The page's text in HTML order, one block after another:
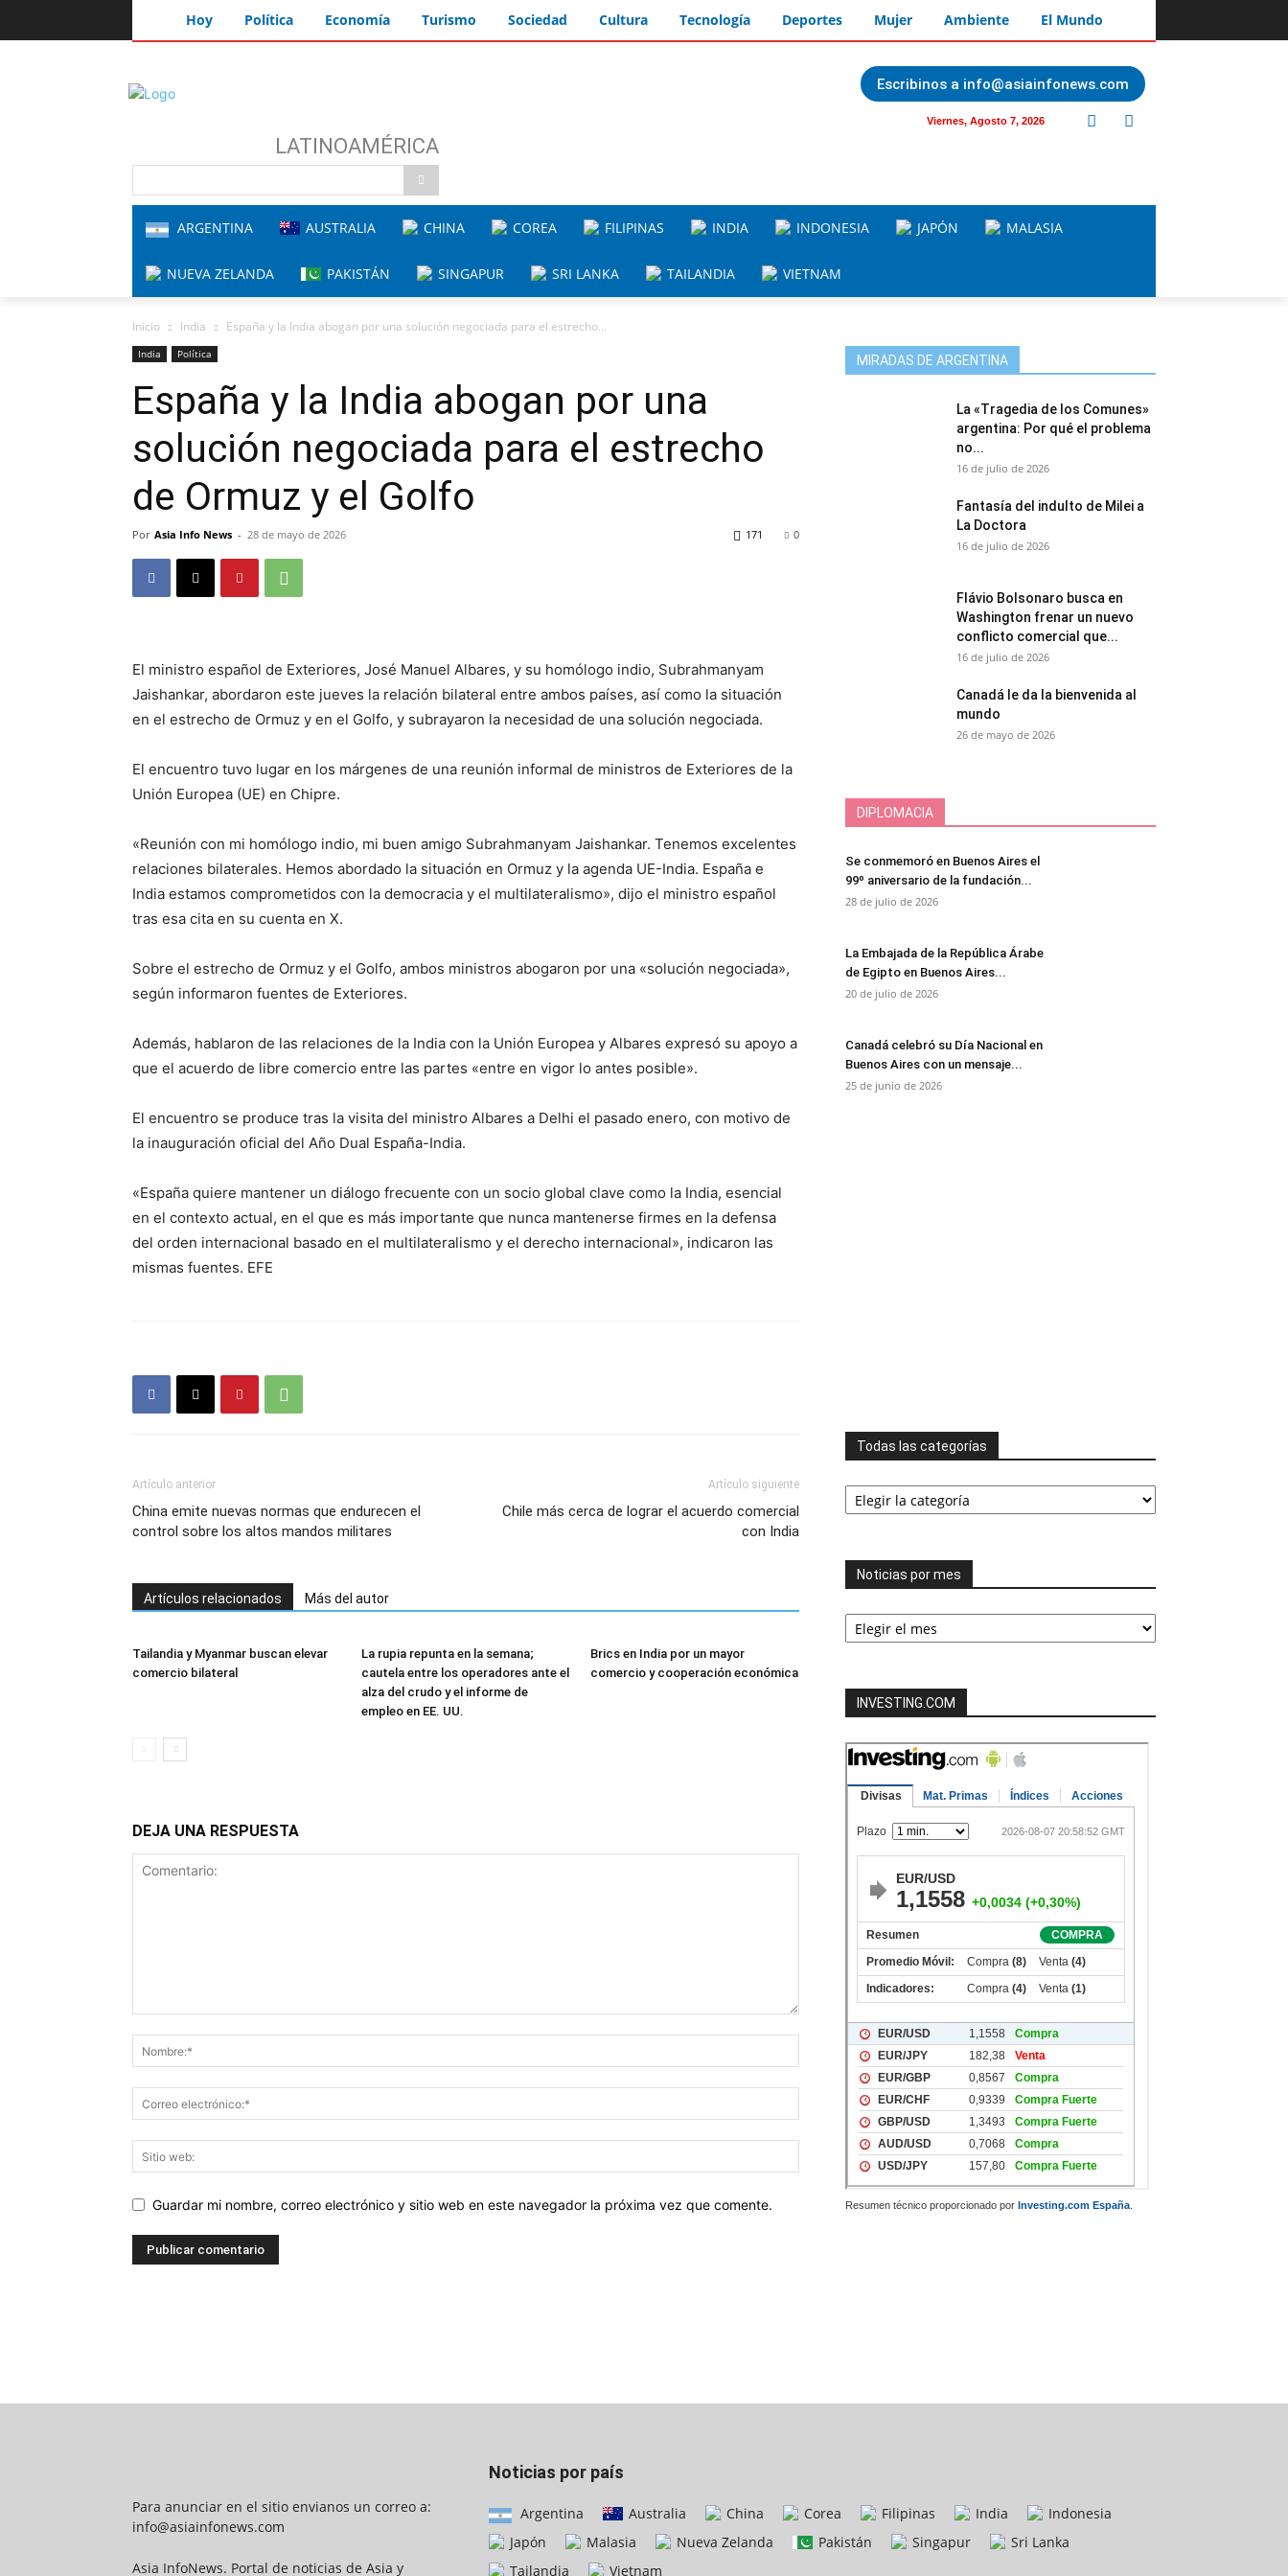
Hoy Política Economía Turismo Sociedad Cultura Tecnología Deportes Mujer Ambiente El Mundo
Escribinos a info@asiainfonews.com
Viernes, Agosto 7, 2026
LATINOAMÉRICA
ARGENTINA AUSTRALIA CHINA COREA FILIPINAS INDIA INDONESIA JAPÓN MALASIA
NUEVA ZELANDA PAKISTÁN SINGAPUR SRI LANKA TAILANDIA VIETNAM
Inicio India España y la India abogan por una solución negociada para el estrecho...
India Política
España y la India abogan por una
solución negociada para el estrecho
de Ormuz y el Golfo
Por Asia Info News - 28 de mayo de 2026 0
171
El ministro español de Exteriores, José Manuel Albares, y su homólogo indio, Subrahmanyam
Jaishankar, abordaron este jueves la relación bilateral entre ambos países, así como la situación
en el estrecho de Ormuz y en el Golfo, y subrayaron la necesidad de una solución negociada.
El encuentro tuvo lugar en los márgenes de una reunión informal de ministros de Exteriores de la
Unión Europea (UE) en Chipre.
«Reunión con mi homólogo indio, mi buen amigo Subrahmanyam Jaishankar. Tenemos excelentes
relaciones bilaterales. Hemos abordado la situación en Ormuz y la agenda UE-India. España e
India estamos comprometidos con la democracia y el multilateralismo», dijo el ministro español
tras esa cita en su cuenta en X.
Sobre el estrecho de Ormuz y el Golfo, ambos ministros abogaron por una «solución negociada»,
según informaron fuentes de Exteriores.
Además, hablaron de las relaciones de la India con la Unión Europea y Albares expresó su apoyo a
que el acuerdo de libre comercio entre las partes «entre en vigor lo antes posible».
El encuentro se produce tras la visita del ministro Albares a Delhi el pasado enero, con motivo de
la inauguración oficial del Año Dual España-India.
«España quiere mantener un diálogo frecuente con un socio global clave como la India, esencial
en el contexto actual, en el que es más importante que nunca mantenerse firmes en la defensa
del orden internacional basado en el multilateralismo y el derecho internacional», indicaron las
mismas fuentes. EFE
Artículo anterior
China emite nuevas normas que endurecen el
control sobre los altos mandos militares
Artículo siguiente
Chile más cerca de lograr el acuerdo comercial
con India
Artículos relacionados Más del autor
Tailandia y Myanmar buscan elevar
comercio bilateral
La rupia repunta en la semana;
cautela entre los operadores ante el
alza del crudo y el informe de
empleo en EE. UU.
Brics en India por un mayor
comercio y cooperación económica
DEJA UNA RESPUESTA
Guardar mi nombre, correo electrónico y sitio web en este navegador la próxima vez que comente.
MIRADAS DE ARGENTINA
La «Tragedia de los Comunes»
argentina: Por qué el problema
no...
16 de julio de 2026
Fantasía del indulto de Milei a
La Doctora
16 de julio de 2026
Flávio Bolsonaro busca en
Washington frenar un nuevo
conflicto comercial que...
16 de julio de 2026
Canadá le da la bienvenida al
mundo
26 de mayo de 2026
DIPLOMACIA
Se conmemoró en Buenos Aires el
99º aniversario de la fundación...
28 de julio de 2026
La Embajada de la República Árabe
de Egipto en Buenos Aires...
20 de julio de 2026
Canadá celebró su Día Nacional en
Buenos Aires con un mensaje...
25 de junio de 2026
Todas las categorías
Todas
las
Noticias por mes
Noticias
por
INVESTING.COM
Resumen técnico proporcionado por Investing.com España
Para anunciar en el sitio envianos un correo a:
info@asiainfonews.com
Asia InfoNews. Portal de noticias de Asia y
Noticias por país
Argentina Australia China Corea Filipinas India
Indonesia
Japón
Malasia Nueva Zelanda Pakistán Singapur
Sri Lanka
Tailandia
Vietnam